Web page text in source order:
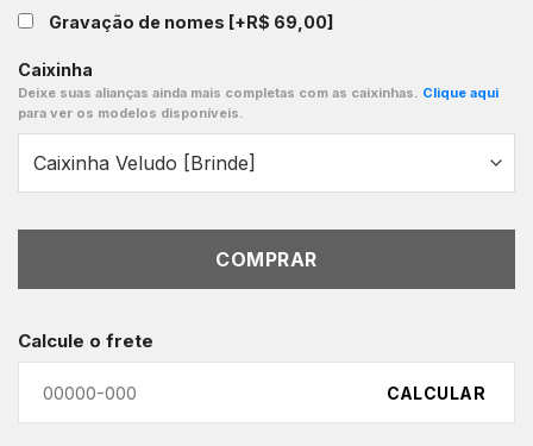
Gravação de nomes [+R$ 69,00]
Caixinha
Deixe suas alianças ainda mais completas com as caixinhas. Clique aqui
para ver os modelos disponíveis.
COMPRAR
Calcule o frete
CALCULAR